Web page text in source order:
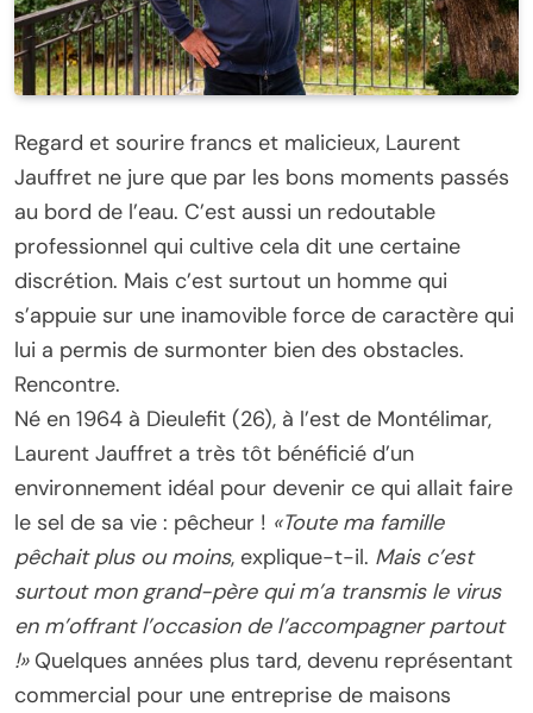
Regard et sourire francs et malicieux, Laurent
Jauffret ne jure que par les bons moments passés
au bord de l’eau. C’est aussi un redoutable
professionnel qui cultive cela dit une certaine
discrétion. Mais c’est surtout un homme qui
s’appuie sur une inamovible force de caractère qui
lui a permis de surmonter bien des obstacles.
Rencontre.
Né en 1964 à Dieulefit (26), à l’est de Montélimar,
Laurent Jauffret a très tôt bénéficié d’un
environnement idéal pour devenir ce qui allait faire
le sel de sa vie : pêcheur ! «Toute ma famille
pêchait plus ou moins, explique-t-il. Mais c’est
surtout mon grand-père qui m’a transmis le virus
en m’offrant l’occasion de l’accompagner partout
!»Quelques années plus tard, devenu représentant
commercial pour une entreprise de maisons